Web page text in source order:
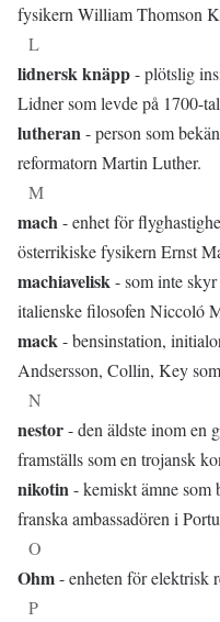
fysikern William Thomson
L
lidnersk knäpp- plötslig
Lidner som levde på 1700-
lutheran- person som
reformatorn Martin Luther.
M
mach- enhet för
österrikiske fysikern Ernst
machiavelisk- som inte
italienske filosofen Niccoló
mack- bensinstation,
Andsersson, Collin, Key
N
nestor- den äldste inom en
framställs som en trojansk
nikotin- kemiskt ämne som
franska ambassadören i
O
Ohm- enheten för elektrisk
P